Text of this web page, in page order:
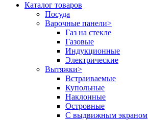
Каталог товаров
Посуда
Варочные панели>
Газ на стекле
Газовые
Индукционные
Электрические
Вытяжки>
Встраиваемые
Купольные
Наклонные
Островные
С выдвижным экраном